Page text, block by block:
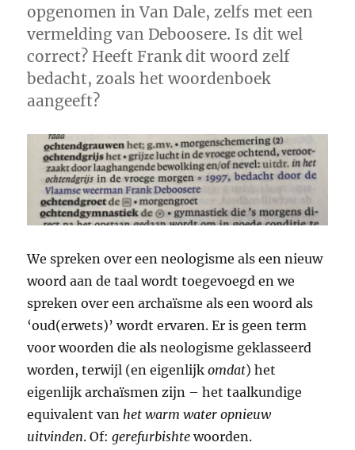
opgenomen in Van Dale, zelfs met een
vermelding van Deboosere. Is dit wel
correct? Heeft Frank dit woord zelf
bedacht, zoals het woordenboek
aangeeft?
We spreken over een neologisme als een nieuw
woord aan de taal wordt toegevoegd en we
spreken over een archaïsme als een woord als
‘oud(erwets)’ wordt ervaren. Er is geen term
voor woorden die als neologisme geklasseerd
worden, terwijl (en eigenlijkomdat) het
eigenlijk archaïsmen zijn – het taalkundige
equivalent vanhet warm water opnieuw
uitvinden. Of:gerefurbishte woorden.